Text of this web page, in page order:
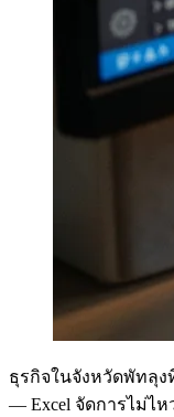
ธุรกิจในจังหวัดพัทลุง
— Excel จัดการไม่ไห